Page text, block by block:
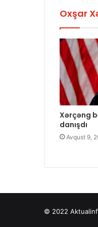
Oxşar
Xərçəng
danışdı
Avqust 9,
© 2022